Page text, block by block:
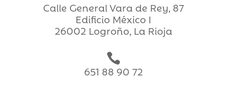
Calle General Vara de Rey, 87
Edificio México I
26002 Logroño, La Rioja

651 88 90 72